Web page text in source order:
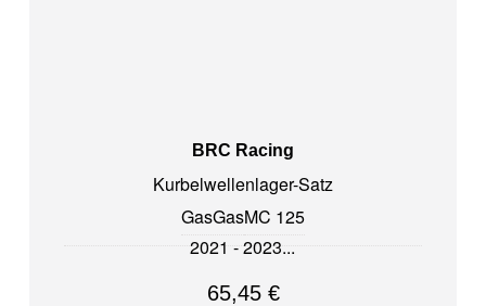
BRC Racing
Kurbelwellenlager-Satz
GasGasMC 125
2021 - 2023
65,45 €